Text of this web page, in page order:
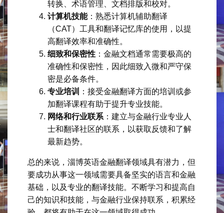
转换、术语管理、文档排版和校对。
计算机技能：熟悉计算机辅助翻译
（CAT）工具和翻译记忆库的使用，以提
高翻译效率和准确性。
细致和保密性 ：金融文档通常需要极高的
准确性和保密性，因此细致入微和严守保
密是必备条件。
专业培训
：接受金融翻译方面的培训或参
加翻译课程有助于提升专业技能。
网络和行业联系 ：建立与金融行业专业人
士和翻译社区的联系，以获取反馈和了解
最新趋势。
总的来说，淄博英语金融翻译领域具有潜力，但
要成功从事这一领域需要具备坚实的语言和金融
基础，以及专业的翻译技能。不断学习和提高自
己的知识和技能，与金融行业保持联系，积累经